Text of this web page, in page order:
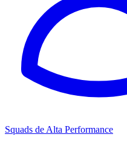
Squads de Alta Performance